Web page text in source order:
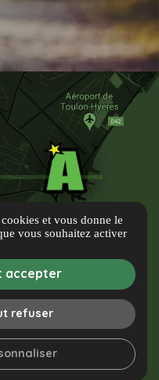
et vous donne le
vous souhaitez activer
accepter
refuser